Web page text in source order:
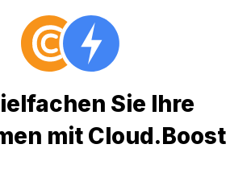
Sie Ihre
mit Cloud.Boost